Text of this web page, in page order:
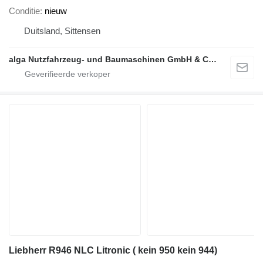
Conditie nieuw
Duitsland, Sittensen
alga Nutzfahrzeug- und Baumaschinen GmbH & Co. KG
Liebherr R946 NLC Litronic ( kein 950 kein 944)